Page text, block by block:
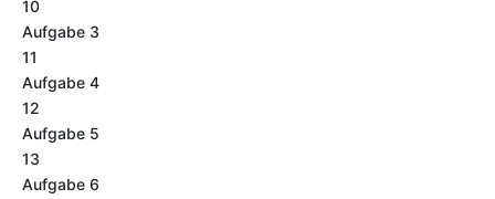
10
Aufgabe 3
11
Aufgabe 4
12
Aufgabe 5
13
Aufgabe 6